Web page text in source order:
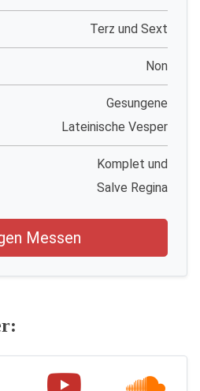
Terz und Sext
Non
Gesungene
Lateinische Vesper
Komplet und
Salve Regina
Messen